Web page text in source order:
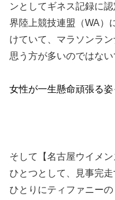
ンとしてギネス記録に認
界陸上競技連盟（WA）
けていて、マラソンラ
思う方が多いのではない
女性が一生懸命頑張る姿
そして【名古屋ウイメ
ひとつとして、
見事完
ひとりにティファニーの